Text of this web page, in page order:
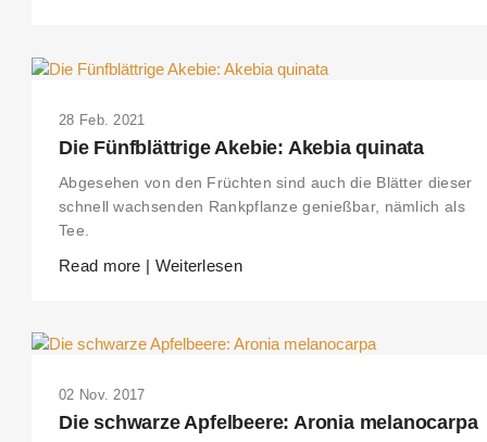
28 Feb. 2021
Die Fünfblättrige Akebie: Akebia quinata
Abgesehen von den Früchten sind auch die Blätter dieser
schnell wachsenden Rankpflanze genießbar, nämlich als
Tee.
Read more | Weiterlesen
02 Nov. 2017
Die schwarze Apfelbeere: Aronia melanocarpa